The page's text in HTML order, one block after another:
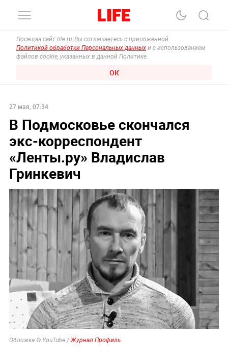
Посещая сайт life.ru, Вы соглашаетесь с приложенной
Политикой обработки Персональных данных и с использованием
файлов cookie, указанных в данной Политике.
ОК
27 мая, 07:34
В Подмосковье скончался
экс-корреспондент
«Ленты.ру» Владислав
Гринкевич
Обложка © YouTube /Журнал Профиль